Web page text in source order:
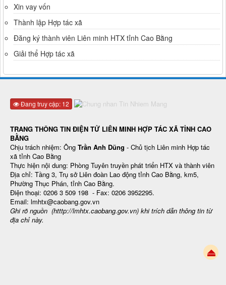
Xin vay vốn
Thành lập Hợp tác xã
Đăng ký thành viên Liên minh HTX tỉnh Cao Bằng
Giải thể Hợp tác xã
Đang truy cập: 12
TRANG THÔNG TIN ĐIỆN TỬ LIÊN MINH HỢP TÁC XÃ TỈNH CAO
BẰNG
Chịu trách nhiệm: Ông Trần Anh Dũng - Chủ tịch Liên minh Hợp tác
xã tỉnh Cao Bằng
Thực hiện nội dung: Phòng Tuyên truyền phát triển HTX và thành viên
Địa chỉ: Tầng 3, Trụ sở Liên đoàn Lao động tỉnh Cao Bằng, km5,
Phường Thục Phán, tỉnh Cao Bằng.
Điện thoại: 0206 3 509 198 - Fax: 0206 3952295.
Email: lmhtx@caobang.gov.vn
Ghi rõ nguồn (htttp://lmhtx.caobang.gov.vn) khi trích dẫn thông tin từ
địa chỉ này.